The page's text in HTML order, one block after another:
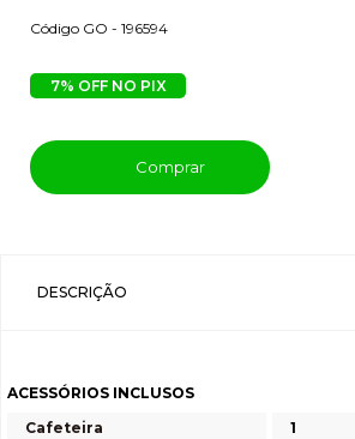
GO - 196594
7% OFF NO PIX
Comprar
DESCRIÇÃO
ACESSÓRIOS INCLUSOS
Cafeteira
1